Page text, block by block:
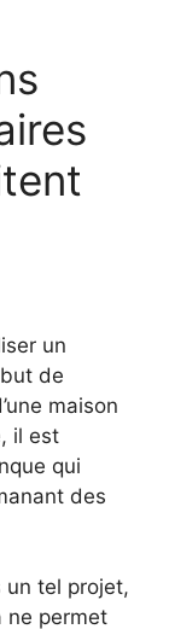
un
de
maison
il est
qui
des
un tel projet,
ne permet